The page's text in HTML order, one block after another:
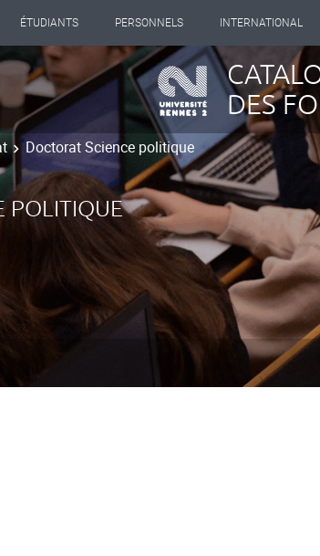
ÉTUDIANTS PERSONNELS INTERNATIONAL
DES
Doctorat Science politique
POLITIQUE